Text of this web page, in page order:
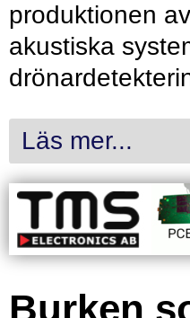
produktionen
akustiska
Läs mer...
Burken